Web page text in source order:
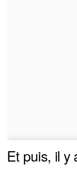
Et puis, il y